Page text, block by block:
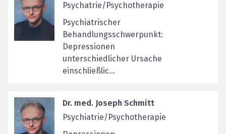
Psychatrie/Psychotherapie
Psychiatrischer
Behandlungsschwerpunkt:
Depressionen
unterschiedlicher Ursache
einschließlic...
Dr. med. Joseph Schmitt
Psychiatrie/Psychotherapie